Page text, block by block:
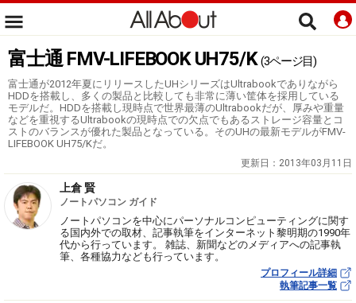
富士通 FMV-LIFEBOOK UH75/K (3ページ目)
富士通が2012年夏にリリースしたUHシリーズはUltrabookでありながら
HDDを搭載し、多くの製品と比較しても非常に薄い筐体を採用している
モデルだ。HDDを搭載し現時点で世界最薄のUltrabookだが、厚みや重量
などを重視するUltrabookの現時点での欠点でもあるストレージ容量とコ
ストのバランスが優れた製品となっている。そのUHの最新モデルがFMV-
LIFEBOOK UH75/Kだ。
更新日： 2013年03月11日
上倉 賢
ノートパソコン ガイド
ノートパソコンを中心にパーソナルコンピューティングに関す
る国内外での取材、記事執筆をインターネット黎明期の1990年
代から行っています。 雑誌、新聞などのメディアへの記事執
筆、各種協力なども行っています。
プロフィール詳細
執筆記事一覧